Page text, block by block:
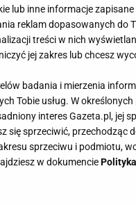
lub inne informacje
reklam dopasowanych do
treści w nich
jej zakres lub chcesz
badania i mierzenia
Tobie usług. W
interes Gazeta.pl, jej
się sprzeciwić, przechodząc
sprzeciwu i podmiotu,
w dokumencie